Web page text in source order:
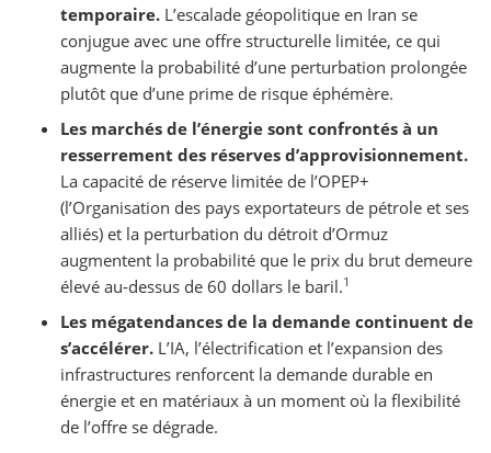
temporaire. L’escalade géopolitique en Iran se
conjugue avec une offre structurelle limitée, ce qui
augmente la probabilité d’une perturbation prolongée
plutôt que d’une prime de risque éphémère.
Les marchés de l’énergie sont confrontés à un
resserrement des réserves d’approvisionnement.
La capacité de réserve limitée de l’OPEP+
(l’Organisation des pays exportateurs de pétrole et ses
alliés) et la perturbation du détroit d’Ormuz
augmentent la probabilité que le prix du brut demeure
élevé au-dessus de 60 dollars le baril.1
Les mégatendances de la demande continuent de
s’accélérer. L’IA, l’électrification et l’expansion des
infrastructures renforcent la demande durable en
énergie et en matériaux à un moment où la flexibilité
de l’offre se dégrade.